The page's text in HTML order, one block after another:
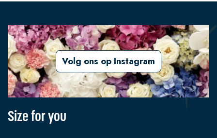
Volg ons op Instagram
Size for you